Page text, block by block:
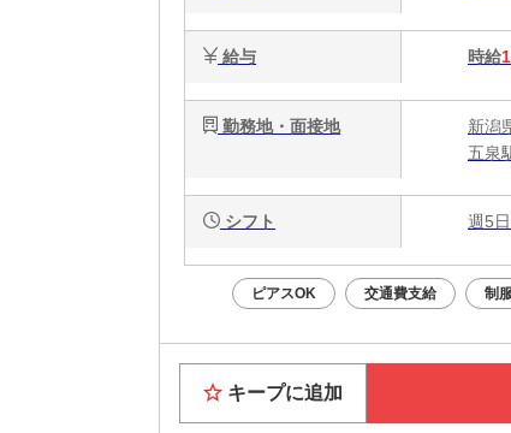
給与 時給
勤務地・面接地
新潟
五泉
シフト 週5
ピアスOK 交通費支給 制
キープに追加